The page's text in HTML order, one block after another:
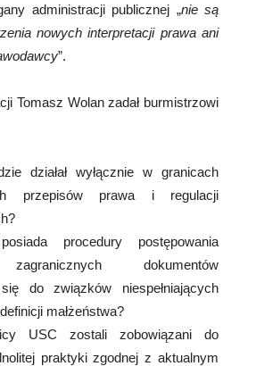
administracji publicznej „nie są
nowych interpretacji prawa ani
”.
Tomasz Wolan zadał burmistrzowi
działał wyłącznie w granicach
przepisów prawa i regulacji
procedury postępowania
dokumentów
do związków niespełniających
małżeństwa?
USC zostali zobowiązani do
praktyki zgodnej z aktualnym